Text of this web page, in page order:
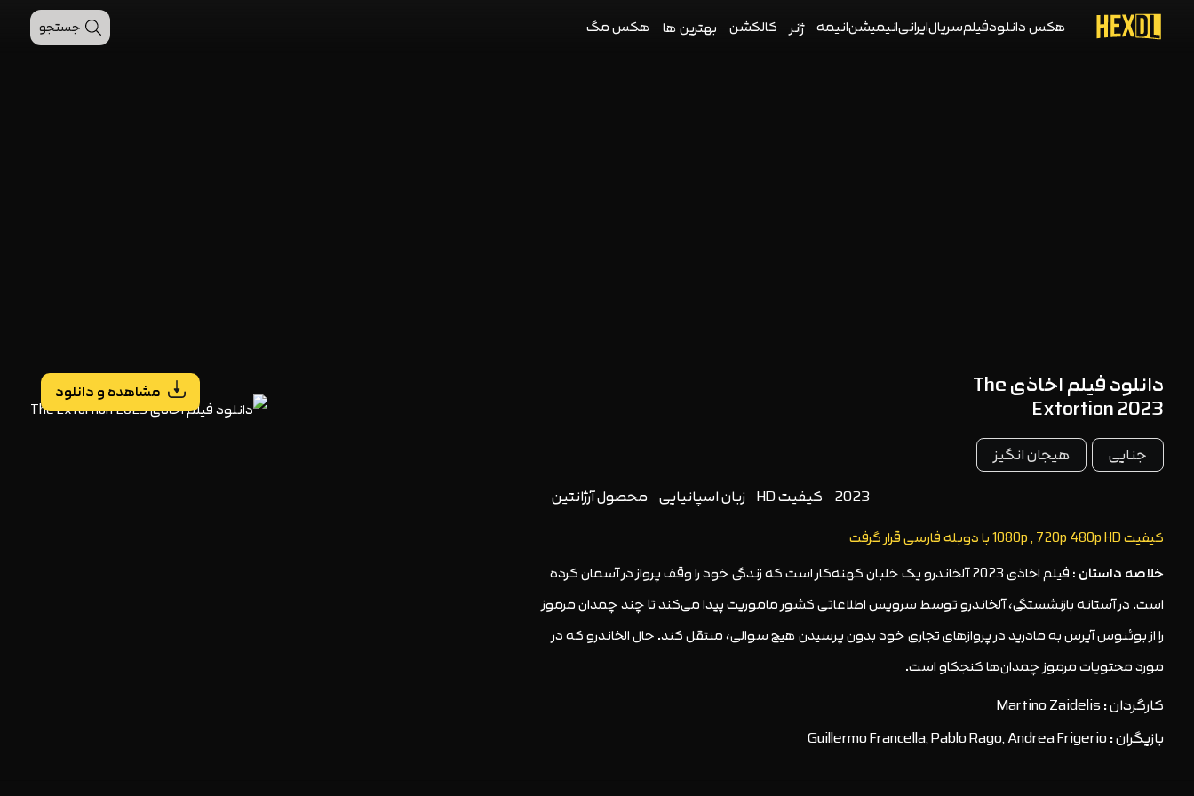
هکس دانلودفیلمسریالایرانیانیمیشنانیمه ژانر کالکشن بهترین ها هکس مگ جستجو
دانلود فیلم اخاذی The
Extortion 2023 مشاهده و دانلود
جنایی
هیجان انگیز
محصولآرژانتین زبان اسپانیایی کیفیت HD 2023
کیفیت 1080p , 720p 480p HD با دوبله فارسی قرار گرفت
خلاصه داستان :
فیلم اخاذی 2023 آلخاندرو یک خلبان کهنه‌کار است که زندگی خود را وقف پرواز در آسمان کرده
است. در آستانه بازنشستگی، آلخاندرو توسط سرویس‌ اطلاعاتی کشور ماموریت پیدا می‌کند تا چند چمدان مرموز
را از بوئنوس آیرس به مادرید در پروازهای تجاری خود بدون پرسیدن هیچ سوالی، منتقل کند. حال الخاندرو که در
مورد محتویات مرموز چمدان‌ها کنجکاو است.
کارگردان : Martino Zaidelis
بازیگران : Guillermo Francella, Pablo Rago, Andrea Frigerio